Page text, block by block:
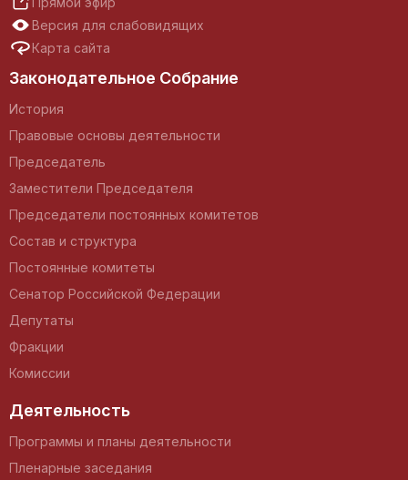
Версия для слабовидящих
Карта сайта
Законодательное Собрание
История
Правовые основы деятельности
Председатель
Заместители Председателя
Председатели постоянных комитетов
Состав и структура
Постоянные комитеты
Сенатор Российской Федерации
Депутаты
Фракции
Комиссии
Деятельность
Программы и планы деятельности
Пленарные заседания